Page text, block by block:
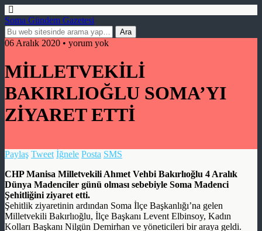
Soma Gündem Gazetesi
06 Aralık 2020 • yorum yok
MİLLETVEKİLİ
BAKIRLIOĞLU SOMA’YI
ZİYARET ETTİ
Paylaş Tweet İğnele Posta SMS
CHP Manisa Milletvekili Ahmet Vehbi Bakırlıoğlu 4 Aralık
Dünya Madenciler günü olması sebebiyle Soma Madenci
Şehitliğini ziyaret etti.
Şehitlik ziyaretinin ardından Soma İlçe Başkanlığı’na gelen
Milletvekili Bakırlıoğlu, İlçe Başkanı Levent Elbinsoy, Kadın
Kolları Başkanı Nilgün Demirhan ve yöneticileri bir araya geldi.